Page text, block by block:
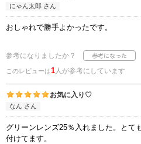
にゃん太郎 さん
おしゃれで勝手よかったです。
参考になりましたか？
このレビューは1人が参考にしています
お気に入り♡
なん さん
グリーンレンズ25％入れました。とて
付けてます。